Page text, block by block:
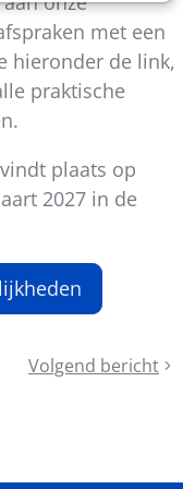
met een
hieronder de link,
praktische
plaats op
2027 in de
Volgend bericht
Save